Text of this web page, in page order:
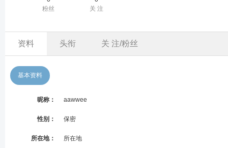
粉丝
关 注
资料 头衔 关 注/粉丝
基本资料
昵称： aawwee
性别： 保密
所在地： 所在地